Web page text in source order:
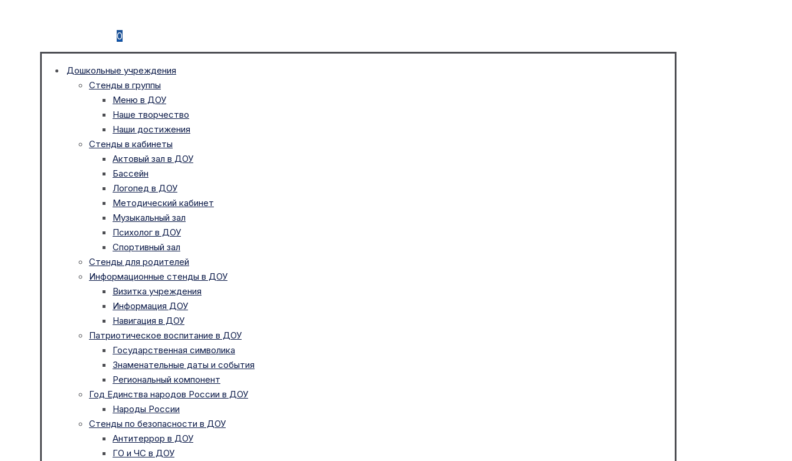
0
Дошкольные учреждения
Стенды в группы
Меню в ДОУ
Наше творчество
Наши достижения
Стенды в кабинеты
Актовый зал в ДОУ
Бассейн
Логопед в ДОУ
Методический кабинет
Музыкальный зал
Психолог в ДОУ
Спортивный зал
Стенды для родителей
Информационные стенды в ДОУ
Визитка учреждения
Информация ДОУ
Навигация в ДОУ
Патриотическое воспитание в ДОУ
Государственная символика
Знаменательные даты и события
Региональный компонент
Год Единства народов России в ДОУ
Народы России
Стенды по безопасности в ДОУ
Антитеррор в ДОУ
ГО и ЧС в ДОУ